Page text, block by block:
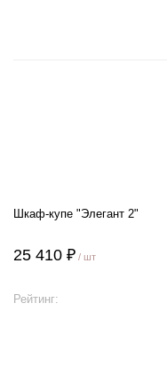
Шкаф-купе "Элегант 2"
25 410 ₽ / шт
Рейтинг: